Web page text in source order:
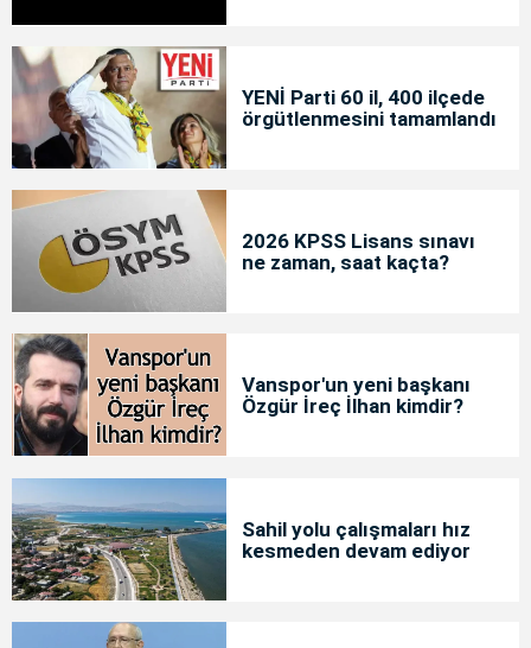
YENİ Parti 60 il, 400 ilçede
örgütlenmesini tamamlandı
2026 KPSS Lisans sınavı
ne zaman, saat kaçta?
Vanspor'un yeni başkanı
Özgür İreç İlhan kimdir?
Sahil yolu çalışmaları hız
kesmeden devam ediyor